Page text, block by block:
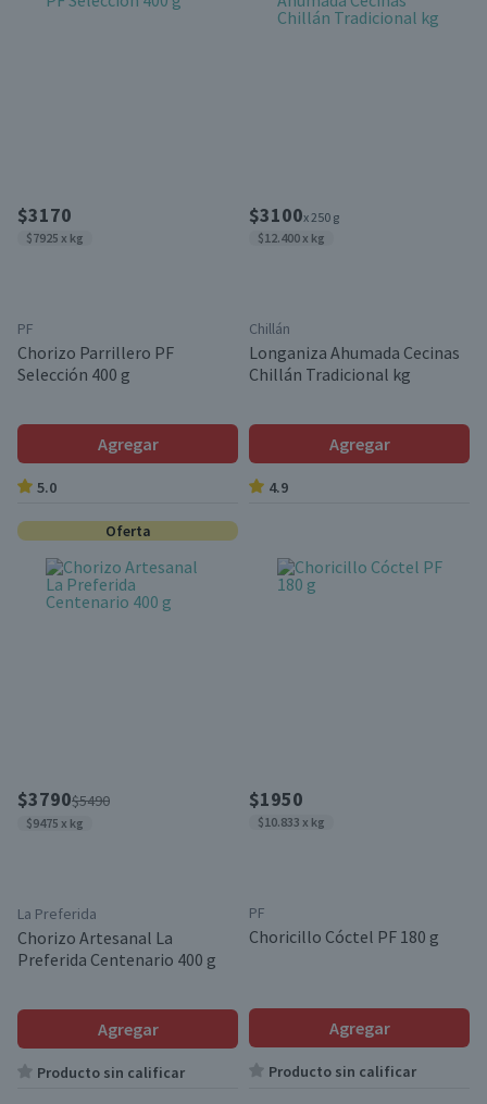
$3170
$7925 x kg
PF
Chorizo Parrillero PF
Selección 400 g
Agregar
5.0
$3100x 250 g
$12.400 x kg
Chillán
Longaniza Ahumada Cecinas
Chillán Tradicional kg
Agregar
4.9
Oferta
$3790$5490
$9475 x kg
La Preferida
Chorizo Artesanal La
Preferida Centenario 400 g
Agregar
Producto sin calificar
$1950
$10.833 x kg
PF
Choricillo Cóctel PF 180 g
Agregar
Producto sin calificar